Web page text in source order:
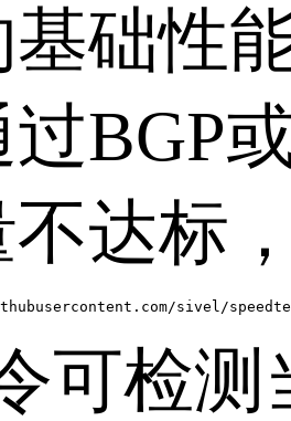
基础性
过BGP
达标
sivel/
可检